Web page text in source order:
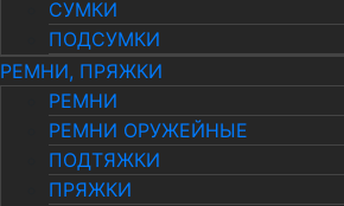
СУМКИ
ПОДСУМКИ
РЕМНИ, ПРЯЖКИ
РЕМНИ
РЕМНИ ОРУЖЕЙНЫЕ
ПОДТЯЖКИ
ПРЯЖКИ